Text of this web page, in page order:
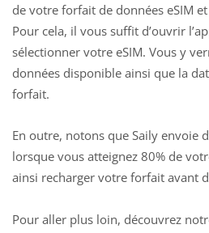
de votre forfait de données eSIM
Pour cela, il vous suffit d’ouvrir
sélectionner votre eSIM. Vous y
données disponible ainsi que la
forfait.
En outre, notons que Saily envoie
lorsque vous atteignez 80% de
ainsi recharger votre forfait avant
Pour aller plus loin, découvrez